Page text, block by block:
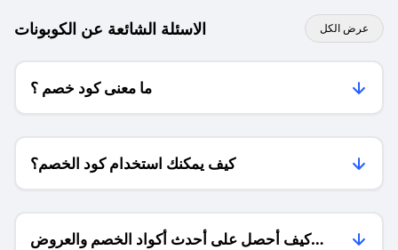
الاسئلة الشائعة عن الكوبونات عرض الكل
ما معنى كود خصم ؟
كيف يمكنك استخدام كود الخصم؟
كيف أحصل على أحدث أكواد الخصم والعروض